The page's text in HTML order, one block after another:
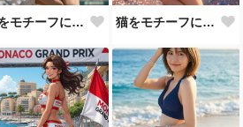
猫をモチーフにしたユニを着て応援 猫をモチーフにしたユニを着て応援